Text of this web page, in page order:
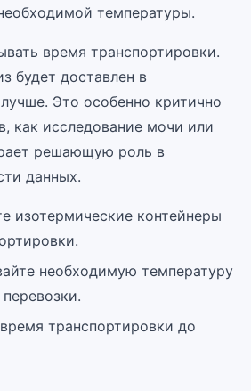
температуры.
время транспортировки.
будет доставлен в
Это особенно критично
как исследование мочи или
решающую роль в
данных.
изотермические контейнеры
необходимую температуру
транспортировки до